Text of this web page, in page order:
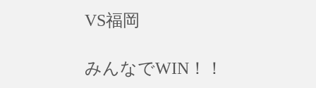
VS福岡
みんなでWIN！！